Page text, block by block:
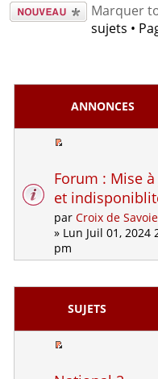
Écrire un
Marquer
sujets •
ANNONCES
Forum : Mise
et
parCroix de
» Lun Juil 01, 2024
pm
SUJETS